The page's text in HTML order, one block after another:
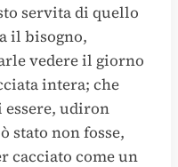
servita di quello
il bisogno,
vedere il giorno
intera; che
udiron
stato non fosse,
cacciato come un